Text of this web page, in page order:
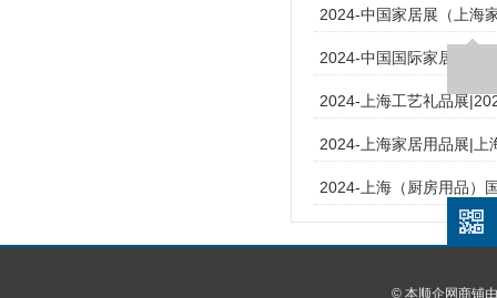
2024-中国家居展（上海
2024-中国国际家居用品
2024-上海工艺礼品展
2024-上海家居用品展|上
2024-上海（厨房用品）
© 本顺企网商铺由